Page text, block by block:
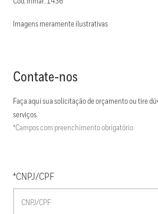
Imagens meramente ilustrativas
Contate-nos
Faça aqui sua solicitação de orçamento ou tire
serviços.
*Campos com preenchimento obrigatório
*CNPJ/CPF